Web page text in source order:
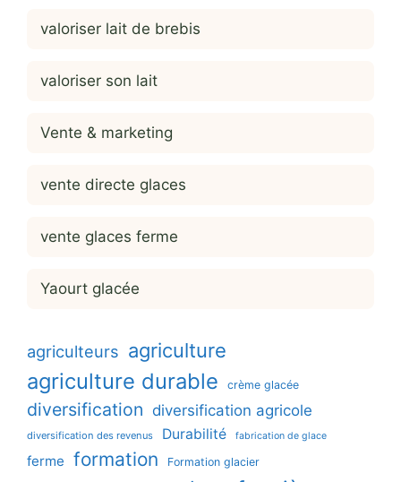
valoriser lait de brebis
valoriser son lait
Vente & marketing
vente directe glaces
vente glaces ferme
Yaourt glacée
agriculteurs agriculture
agriculture durable crème glacée
diversification diversification agricole
diversification des revenus Durabilité fabrication de glace
ferme formation Formation glacier